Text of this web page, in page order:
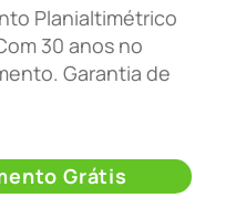
Planialtimétrico
30 anos no
Garantia de
Grátis